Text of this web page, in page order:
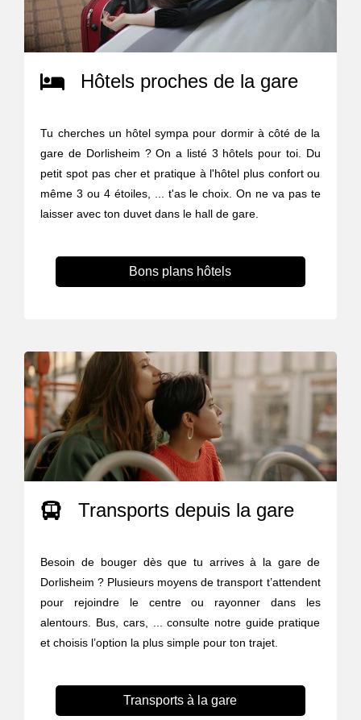
Hôtels proches de la gare
Tu cherches un hôtel sympa pour dormir à côté de la
gare de Dorlisheim ? On a listé 3 hôtels pour toi. Du
petit spot pas cher et pratique à l'hôtel plus confort ou
même 3 ou 4 étoiles, ... t'as le choix. On ne va pas te
laisser avec ton duvet dans le hall de gare.
Bons plans hôtels
Transports depuis la gare
Besoin de bouger dès que tu arrives à la gare de
Dorlisheim ? Plusieurs moyens de transport t’attendent
pour rejoindre le centre ou rayonner dans les
alentours. Bus, cars, ... consulte notre guide pratique
et choisis l’option la plus simple pour ton trajet.
Transports à la gare